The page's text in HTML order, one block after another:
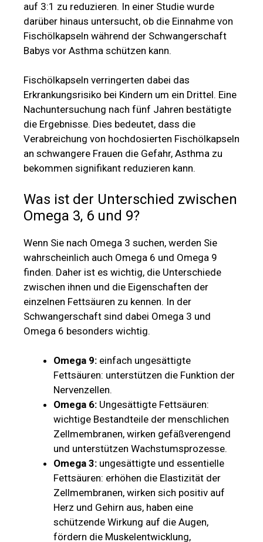
auf 3:1 zu reduzieren. In einer Studie wurde
darüber hinaus untersucht, ob die Einnahme von
Fischölkapseln während der Schwangerschaft
Babys vor Asthma schützen kann.
Fischölkapseln verringerten dabei das
Erkrankungsrisiko bei Kindern um ein Drittel. Eine
Nachuntersuchung nach fünf Jahren bestätigte
die Ergebnisse. Dies bedeutet, dass die
Verabreichung von hochdosierten Fischölkapseln
an schwangere Frauen die Gefahr, Asthma zu
bekommen signifikant reduzieren kann.
Was ist der Unterschied zwischen
Omega 3, 6 und 9?
Wenn Sie nach Omega 3 suchen, werden Sie
wahrscheinlich auch Omega 6 und Omega 9
finden. Daher ist es wichtig, die Unterschiede
zwischen ihnen und die Eigenschaften der
einzelnen Fettsäuren zu kennen. In der
Schwangerschaft sind dabei Omega 3 und
Omega 6 besonders wichtig.
Omega 9: einfach ungesättigte
Fettsäuren: unterstützen die Funktion der
Nervenzellen.
Omega 6: Ungesättigte Fettsäuren:
wichtige Bestandteile der menschlichen
Zellmembranen, wirken gefäßverengend
und unterstützen Wachstumsprozesse.
Omega 3: ungesättigte und essentielle
Fettsäuren: erhöhen die Elastizität der
Zellmembranen, wirken sich positiv auf
Herz und Gehirn aus, haben eine
schützende Wirkung auf die Augen,
fördern die Muskelentwicklung,